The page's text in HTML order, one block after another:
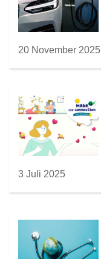
20 November 2025
3 Juli 2025